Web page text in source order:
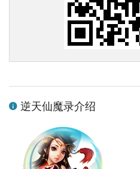
逆天仙魔录介绍